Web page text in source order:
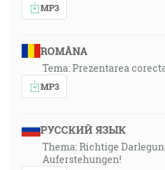
MP3
ROMÂNA
Tema: Prezentarea
MP3
РУССКИЙ ЯЗЫК
Thema: Richtige
Auferstehungen!